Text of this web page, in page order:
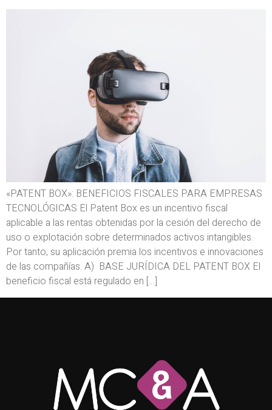
«PATENT BOX»: BENEFICIOS FISCALES PARA EMPRESAS
TECNOLÓGICAS El Patent Box es un incentivo fiscal
aplicable a las rentas obtenidas por la cesión del derecho de
uso o explotación sobre determinados activos intangibles.
Por tanto, su aplicación premia los incentivos e innovaciones
de las compañías. A) BASE JURÍDICA DEL PATENT BOX El
beneficio fiscal está regulado en […]